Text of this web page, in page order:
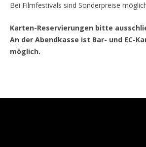
Bei Filmfestivals sind Sonderpreise
Karten-Reservierungen bitte
An der Abendkasse ist Bar- und EC-
möglich.